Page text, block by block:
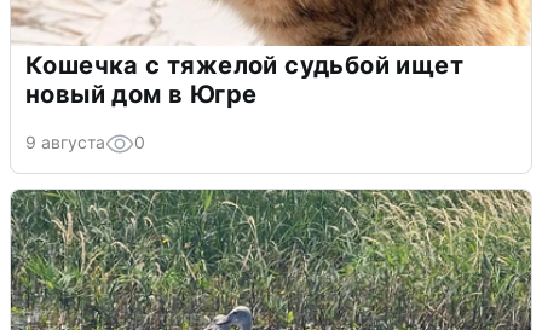
Кошечка с тяжелой судьбой ищет
новый дом в Югре
9 августа 0